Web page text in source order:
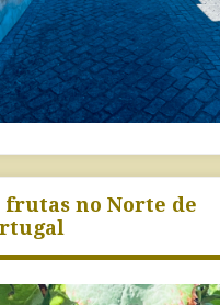
frutas no Norte de